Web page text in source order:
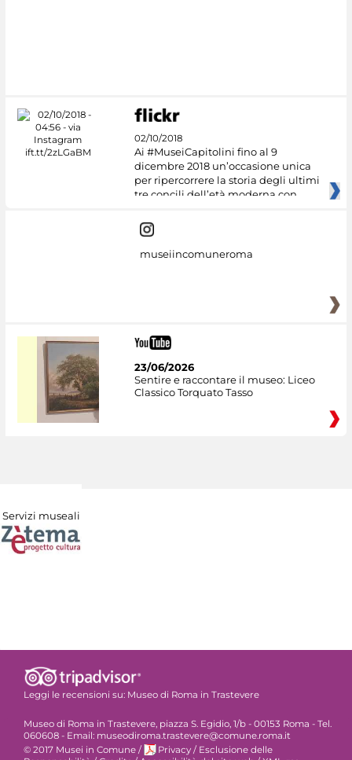
02/10/2018
Ai #MuseiCapitolini fino al 9
dicembre 2018 un’occasione unica
per ripercorrere la storia degli ultimi
tre concili dell’età moderna con
museiincomuneroma
23/06/2026
Sentire e raccontare il museo: Liceo
Classico Torquato Tasso
Servizi museali
Leggi le recensioni su: Museo di Roma in Trastevere
Museo di Roma in Trastevere, piazza S. Egidio, 1/b - 00153 Roma - Tel.
060608 - Email: museodiroma.trastevere@comune.roma.it
© 2017 Musei in Comune / Privacy / Esclusione delle